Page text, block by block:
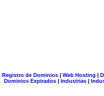
Registro de Dominios| Web Hosting |
Dominios Expirados | Industrias |